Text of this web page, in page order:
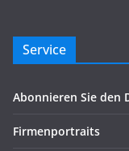
Service
Abonnieren Sie den
Firmenportraits